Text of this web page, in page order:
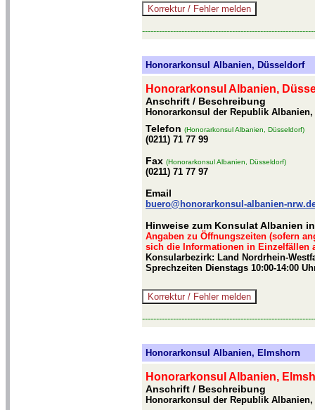
Honorarkonsul Albanien, Düsseldorf
Honorarkonsul Albanien,
Anschrift / Beschreibung
Honorarkonsul der Republik
Telefon (Honorarkonsul Albanien, Düsseldorf)
(0211) 71 77 99
Fax (Honorarkonsul Albanien, Düsseldorf)
(0211) 71 77 97
Email
buero@honorarkonsul-albanien-
Hinweise zum Konsulat Albanien
Angaben zu Öffnungszeiten (sofern
sich die Informationen in Einzelfällen
Konsularbezirk: Land Nordrhein-
Sprechzeiten Dienstags 10:00-14:00
Honorarkonsul Albanien, Elmshorn
Honorarkonsul Albanien,
Anschrift / Beschreibung
Honorarkonsul der Republik